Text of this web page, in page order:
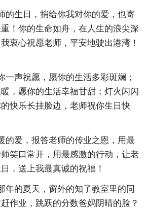
的生日，捎给你我对你的爱，也寄
！你的生命如舟，在人生的浪尖深
衷心祝愿老师，平安地驶出港湾！
一声祝愿，愿你的生活多彩斑斓；
，愿你的生活幸福甘甜；灯火闪闪
快乐长挂脸边，老师祝你生日快
的爱，报答老师的传业之恩，用最
笑口常开，用最感激的行动，让老
，送上我最真诚的祝福！
年的夏天，窗外的知了教室里的同
作业，跳跃的分数爸妈阴晴的脸？